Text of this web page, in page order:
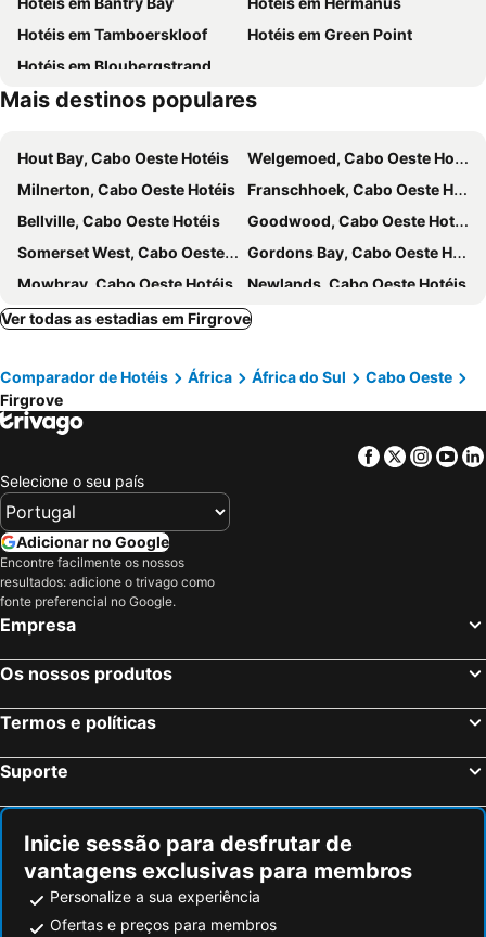
Green Point Stadium
Stellenbosch wine route
Grassy Park
Vergelegen Wine Estate
Route 44
Lwandle Migrant Labour Museum
De Zalze Golf Club
Caveau Heritag Square
Twelve Apostles
Citysightseeing Cape Town
South African Astronomical Observatory
National Library of South Africa
Slave Lodge
Hotéis em Tamboerskloof
Hotéis em Green Point
Hotéis em Bloubergstrand
Mais destinos populares
Hout Bay, Cabo Oeste Hotéis
Welgemoed, Cabo Oeste Hotéis
Milnerton, Cabo Oeste Hotéis
Franschhoek, Cabo Oeste Hotéis
Bellville, Cabo Oeste Hotéis
Goodwood, Cabo Oeste Hotéis
Somerset West, Cabo Oeste Hotéis
Gordons Bay, Cabo Oeste Hotéis
Mowbray, Cabo Oeste Hotéis
Newlands, Cabo Oeste Hotéis
Kleinmond, Cabo Oeste Hotéis
Durbanville, Cabo Oeste Hotéis
Paarl, Cabo Oeste Hotéis
Gansbaai, Cabo Oeste Hotéis
Tulbagh, Cabo Oeste Hotéis
Parow, Cabo Oeste Hotéis
Pinelands, Cabo Oeste Hotéis
George, Cabo Oeste Hotéis
Vanwyksdorp, Cabo Oeste Hotéis
Cidade do Cabo, Cabo Oeste Hotéis
Nelspruit, Mpumalanga Hotéis
Durban, KwaZulu-Natal Hotéis
Pretoria, Gauteng Hotéis
Kruger National Park, Limpopo Hotéis
Ver todas as estadias em Firgrove
Comparador de Hotéis África África do Sul
Cabo Oeste
Firgrove
Facebook
Twitter
Selecione o seu país
Adicionar no Google
Encontre facilmente os nossos
resultados: adicione o trivago como
fonte preferencial no Google.
Empresa
Os nossos produtos
Termos e políticas
Suporte
Inicie sessão para desfrutar de
vantagens exclusivas para membros
Personalize a sua experiência
Ofertas e preços para membros